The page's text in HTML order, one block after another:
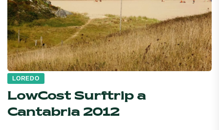
LOREDO
LowCost Surftrip a
Cantabria 2012